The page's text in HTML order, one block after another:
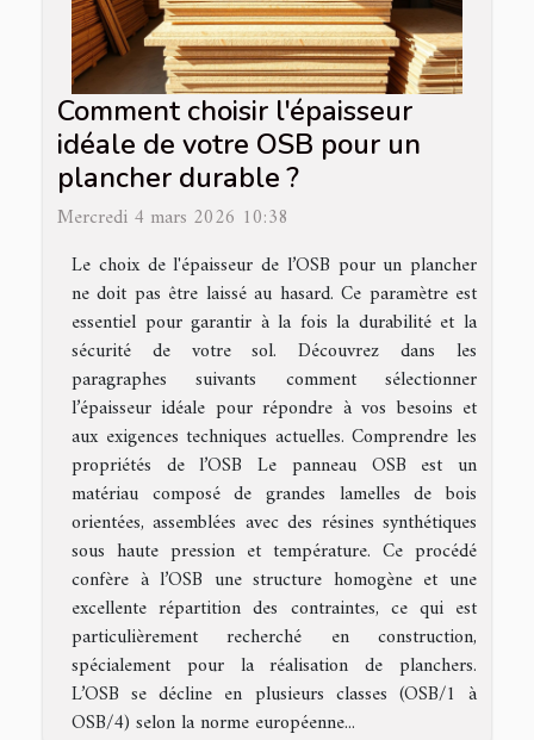
Comment choisir l'épaisseur
idéale de votre OSB pour un
plancher durable ?
Mercredi 4 mars 2026 10:38
Le choix de l'épaisseur de l’OSB pour un plancher
ne doit pas être laissé au hasard. Ce paramètre est
essentiel pour garantir à la fois la durabilité et la
sécurité de votre sol. Découvrez dans les
paragraphes suivants comment sélectionner
l’épaisseur idéale pour répondre à vos besoins et
aux exigences techniques actuelles. Comprendre les
propriétés de l’OSB Le panneau OSB est un
matériau composé de grandes lamelles de bois
orientées, assemblées avec des résines synthétiques
sous haute pression et température. Ce procédé
confère à l’OSB une structure homogène et une
excellente répartition des contraintes, ce qui est
particulièrement recherché en construction,
spécialement pour la réalisation de planchers.
L’OSB se décline en plusieurs classes (OSB/1 à
OSB/4) selon la norme européenne...